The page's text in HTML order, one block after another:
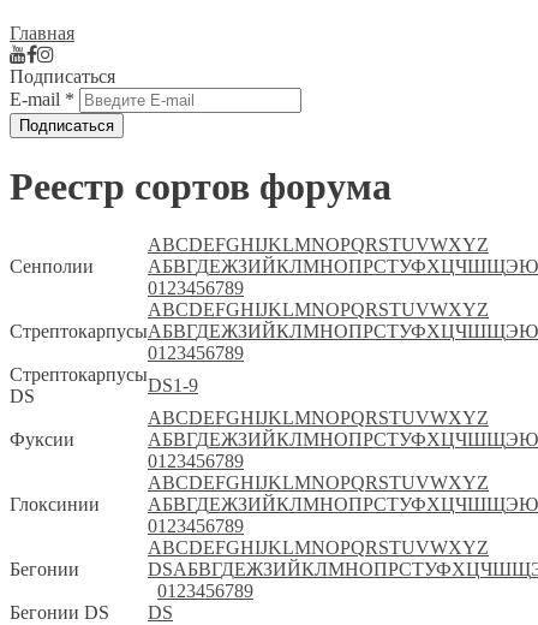
Главная
Подписаться
E-mail *
Реестр сортов форума
Сенполии
ABCDEFGHIJKLMNOPQRSTUVWXYZ
АБВГДЕЖЗИЙКЛМНОПРСТУФХЦЧШЩЭЮ
01 23456789
Стрептокарпусы
ABCDEFGHIJKLMNOPQRSTUVWXYZ
АБВГДЕЖЗИЙКЛМНОПРСТУФХЦЧШЩЭЮ
01 23456789
Стрептокарпусы
DS
DS1-9
Фуксии
ABCDEFGHIJKLMNOPQRSTUVWXYZ
АБВГДЕЖЗИЙКЛМНОПРСТУФХЦЧШЩЭЮ
01 23456789
Глоксинии
ABCDEFGHIJKLMNOPQRSTUVWXYZ
АБВГДЕЖЗИЙКЛМНОПРСТУФХЦЧШЩЭЮ
01 23456789
Бегонии
ABCDEFGHIJKLMNOPQRSTUVWXYZ
DSАБВГДЕЖЗИЙКЛМНОПРСТУФХЦЧШЩ
01 23456789
Бегонии DS
DS